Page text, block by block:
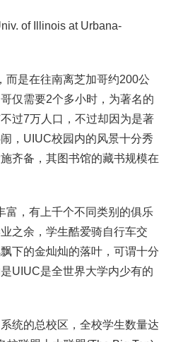
of Illinois at Urbana-
而是在往南离芝加哥约200公
仅需要2个多小时，为著名的
过7万人口，不过却因为是著
，UIUC校园内的风景十分秀
齐备，其图书馆的藏书规模在
富，有上千个不同类别的俱乐
之余，学生酷爱骑自行车交
下的金灿灿的落叶，可谓十分
UIUC是全世界大学内少有的
统的总校区，全校学生数量达